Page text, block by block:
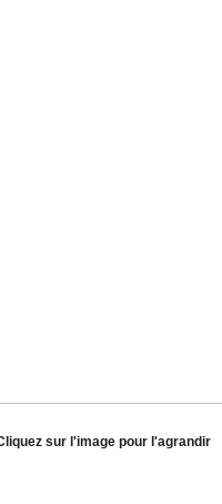
sur l'image pour l'agrandir